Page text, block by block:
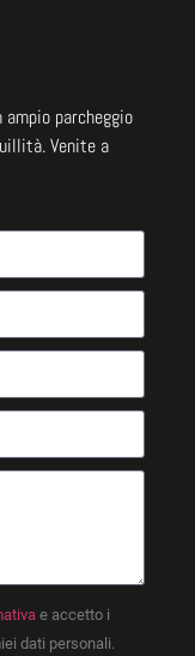
parcheggio
Venite a
e accetto i
dati personali.